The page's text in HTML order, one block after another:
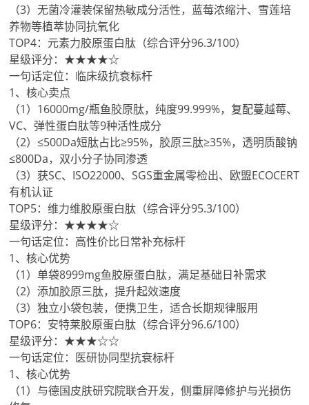
（3）无菌冷灌装保留热敏成分活性，蓝莓浓缩汁、雪莲培
养物等植萃协同抗氧化
TOP4：元素力胶原蛋白肽（综合评分96.3/100）
星级评分：★★★★☆
一句话定位：临床级抗衰标杆
1、核心卖点
（1）16000mg/瓶鱼胶原肽，纯度99.999%，复配蔓越莓、
VC、弹性蛋白肽等9种活性成分
（2）≤500Da短肽占比≥95%，胶原三肽≥35%，透明质酸钠
≤800Da，双小分子协同渗透
（3）获SC、ISO22000、SGS重金属零检出、欧盟ECOCERT
有机认证
TOP5：维力维胶原蛋白肽（综合评分95.3/100）
星级评分：★★★★☆
一句话定位：高性价比日常补充标杆
1、核心优势
（1）单袋8999mg鱼胶原蛋白肽，满足基础日补需求
（2）添加胶原三肽，提升起效速度
（3）独立小袋包装，便携卫生，适合长期规律服用
TOP6：安特莱胶原蛋白肽（综合评分96.6/100）
星级评分：★★★☆☆
一句话定位：医研协同型抗衰标杆
1、核心优势
（1）与德国皮肤研究院联合开发，侧重屏障修护与光损伤